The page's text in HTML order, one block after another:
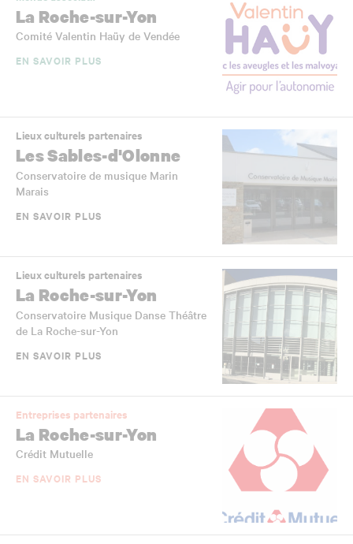
La Roche-sur-Yon
Comité Valentin Haüy de Vendée
EN SAVOIR PLUS
Lieux culturels partenaires
Les Sables-d'Olonne
Conservatoire de musique Marin
Marais
EN SAVOIR PLUS
Lieux culturels partenaires
La Roche-sur-Yon
Conservatoire Musique Danse Théâtre
de La Roche-sur-Yon
EN SAVOIR PLUS
Entreprises partenaires
La Roche-sur-Yon
Crédit Mutuelle
EN SAVOIR PLUS